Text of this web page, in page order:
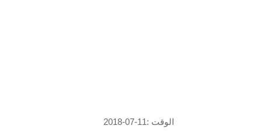
الوقت :11-07-2018